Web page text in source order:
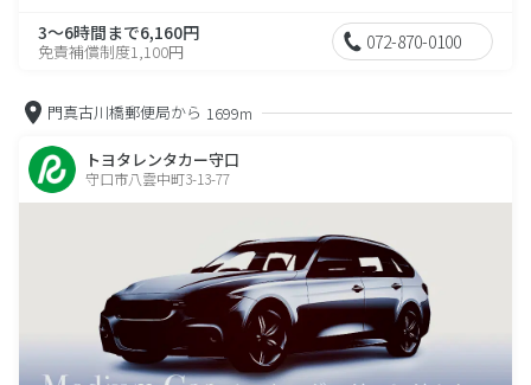
3～6時間まで6,160円
免責補償制度1,100円 072-870-0100
門真古川橋郵便局から 1699m
トヨタレンタカー守口
守口市八雲中町3-13-77